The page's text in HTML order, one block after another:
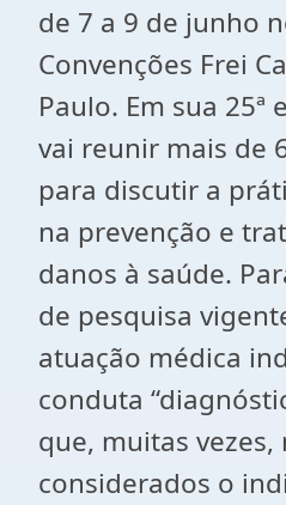
de 7 a 9 de junho
Convenções Frei
Paulo. Em sua 25ª
vai reunir mais de
para discutir a
na prevenção e
danos à saúde.
de pesquisa
atuação médica
conduta
que, muitas vezes,
considerados o